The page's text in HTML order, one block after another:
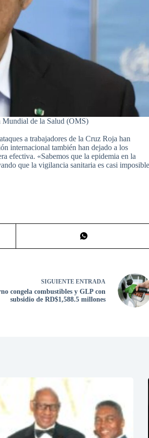
Mundial de la Salud (OMS)
a trabajadores de la Cruz Roja han
internacional también han dejado a los
efectiva. «Sabemos que la epidemia en la
que la vigilancia sanitaria es casi
SIGUIENTE ENTRADA
congela combustibles y GLP con
subsidio de RD$1,588.5 millones